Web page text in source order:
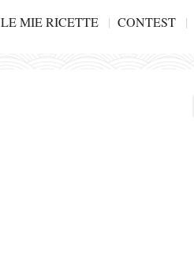
LE MIE RICETTE CONTEST